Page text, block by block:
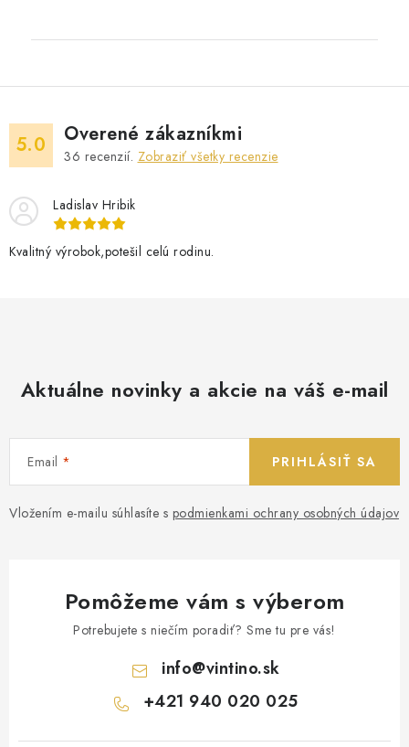
5.0 Overené zákazníkmi
36 recenzií. Zobraziť všetky recenzie
Ladislav Hribik
Kvalitný výrobok,potešil celú rodinu.
Aktuálne novinky a akcie na váš e-mail
Email
Vložením e-mailu súhlasíte s podmienkami ochrany osobných údajov
PRIHLÁSIŤ SA
Pomôžeme vám s výberom
Potrebujete s niečím poradiť? Sme tu pre vás!
info@vintino.sk
+421 940 020 025